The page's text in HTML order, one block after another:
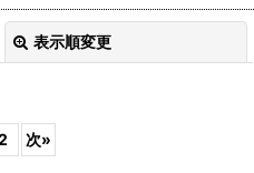
表示順変更
次»